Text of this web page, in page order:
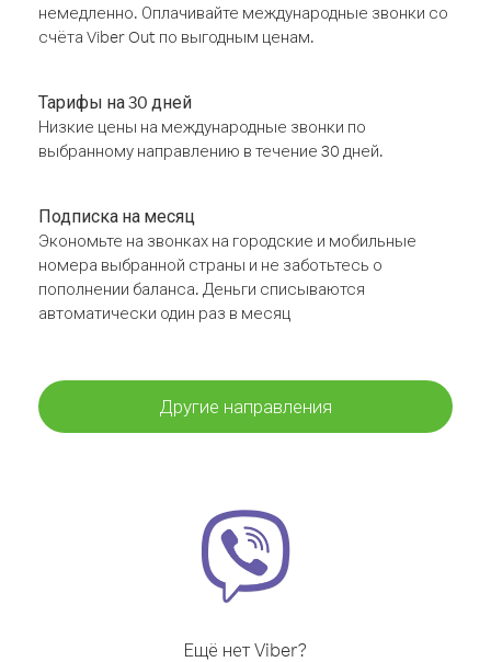
немедленно. Оплачивайте международные звонки со
счёта Viber Out по выгодным ценам.
Тарифы на 30 дней
Низкие цены на международные звонки по
выбранному направлению в течение 30 дней.
Подписка на месяц
Экономьте на звонках на городские и мобильные
номера выбранной страны и не заботьтесь о
пополнении баланса. Деньги списываются
автоматически один раз в месяц
Другие направления
Ещё нет Viber?